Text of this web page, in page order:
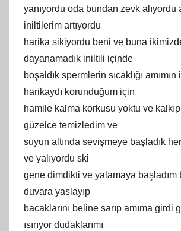
yanıyordu oda bundan zevk alıyordu
iniltilerim artıyordu
harika sikiyordu beni ve buna
dayanamadık iniltili içinde
boşaldık spermlerin sıcaklığı
harikaydı korunduğum için
hamile kalma korkusu yoktu ve
güzelce temizledim ve
suyun altında sevişmeye başladık
ve yalıyordu ski
gene dimdikti ve yalamaya başladım
duvara yaslayıp
bacaklarını beline sarıp amıma girdi
ısırıyor dudaklarımı